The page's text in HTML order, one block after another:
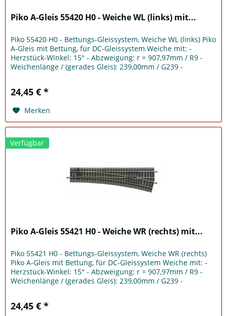
Piko A-Gleis 55420 H0 - Weiche WL (links) mit...
Piko 55420 H0 - Bettungs-Gleissystem, Weiche WL (links) Piko
A-Gleis mit Bettung, für DC-Gleissystem Weiche mit: -
Herzstück-Winkel: 15° - Abzweigung: r = 907,97mm / R9 -
Weichenlänge / (gerades Gleis): 239,00mm / G239 -
24,45 € *
Merken
Verfügbar
Piko A-Gleis 55421 H0 - Weiche WR (rechts) mit...
Piko 55421 H0 - Bettungs-Gleissystem, Weiche WR (rechts)
Piko A-Gleis mit Bettung, für DC-Gleissystem Weiche mit: -
Herzstück-Winkel: 15° - Abzweigung: r = 907,97mm / R9 -
Weichenlänge / (gerades Gleis): 239,00mm / G239 -
24,45 € *